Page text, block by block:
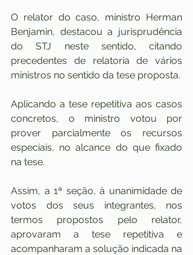
O relator do caso, ministro Herman
Benjamin, destacou a jurisprudência
do STJ neste sentido, citando
precedentes de relatoria de vários
ministros no sentido da tese proposta.
Aplicando a tese repetitiva aos casos
concretos, o ministro votou por
prover parcialmente os recursos
especiais, no alcance do que fixado
na tese.
Assim, a 1ª seção, à unanimidade de
votos dos seus integrantes, nos
termos propostos pelo relator,
aprovaram a tese repetitiva e
acompanharam a solução indicada na